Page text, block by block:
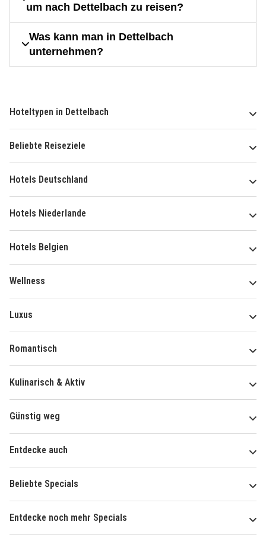
um nach Dettelbach zu reisen?
Was kann man in Dettelbach
unternehmen?
Hoteltypen in Dettelbach
Beliebte Reiseziele
Hotels Deutschland
Hotels Niederlande
Hotels Belgien
Wellness
Luxus
Romantisch
Kulinarisch & Aktiv
Günstig weg
Entdecke auch
Beliebte Specials
Entdecke noch mehr Specials